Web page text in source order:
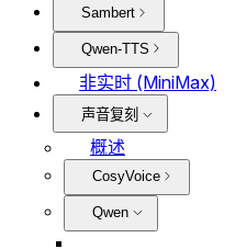
Sambert
Qwen-TTS
非实时 (MiniMax)
声音复刻
概述
CosyVoice
Qwen